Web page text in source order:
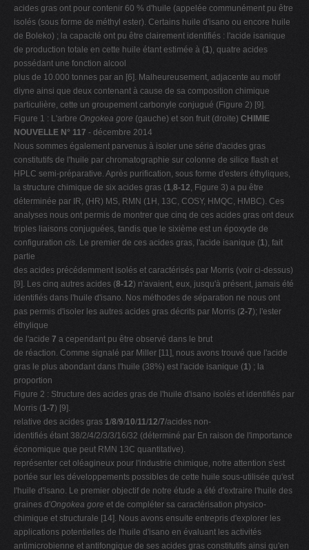
acides gras ont pour contenir 60 % d'huile (appelée communément pu être
isolés (sous forme de méthyl ester). Certains huile d'isano ou encore huile
de Boleko) ; la capacité ont pu être clairement identifiés : l'acide isanique
de production totale en cette huile étant estimée à (1), quatre acides
possédant une fonction alcool
plus de 10.000 tonnes par an [6]. Malheureusement, adjacente au motif
diyne ainsi que deux contenant à cause de sa composition chimique
particulière, cette un groupement carbonyle conjugué (Figure 2) [9].
Figure 1 : L'arbre Ongokea gore (gauche) et son fruit (droite) CHIMIE
NOUVELLE N° 117 - décembre 2014
Nous sommes également parvenus à isoler une série d'acides gras
constitutifs de l'huile par chromatographie sur colonne de silice flash et
HPLC semi-préparative. Après purification, sous forme d'esters éthyliques,
la structure chimique de six acides gras (1,8-12, Figure 3) a pu être
déterminée par IR, (HR) MS, RMN (1H, 13C, COSY, HMQC, HMBC). Ces
analyses nous ont permis de montrer que cinq de ces acides gras ont deux
triples liaisons conjuguées, tandis que le sixième est un époxyde de
configuration cis. Le premier de ces acides gras, l'acide isanique (1), fait
partie
des acides précédemment isolés et caractérisés par Morris (voir ci-dessus)
[9]. Les cinq autres acides (8-12) n'avaient, eux, jusqu'à présent, jamais été
identifiés dans l'huile d'isano. Nos méthodes de séparation ne nous ont
pas permis d'isoler les autres acides gras décrits par Morris (2-7); l'ester
éthylique
de l'acide 7 a cependant pu être observé dans le brut
de réaction. Comme signalé par Miller [11], nous avons trouvé que l'acide
gras le plus abondant dans l'huile (38%) est l'acide isanique (1) ; la
proportion
Figure 2 : Structure des acides gras de l'huile d'isano isolés et identifiés par
Morris (1-7) [9].
relative des acides gras 1/8/9/10/11/12/7/acides non-
identifiés étant 38/2/4/2/3/3/16/32 (déterminé par En raison de l'importance
économique que peut RMN 13C quantitative).
représenter cet oléagineux pour l'industrie chimique, notre attention s'est
portée sur les développements possibles de cette huile sous-utilisée qu'est
l'huile d'isano. Le premier objectif de notre étude a été d'extraire l'huile des
graines d'Ongokea gore et de compléter sa caractérisation physico-
chimique et structurale [14]. Nous avons ensuite entrepris d'explorer les
applications potentielles de l'huile d'isano en évaluant les activités
antimicrobienne et antifongique de ses acides gras constitutifs ainsi qu'en